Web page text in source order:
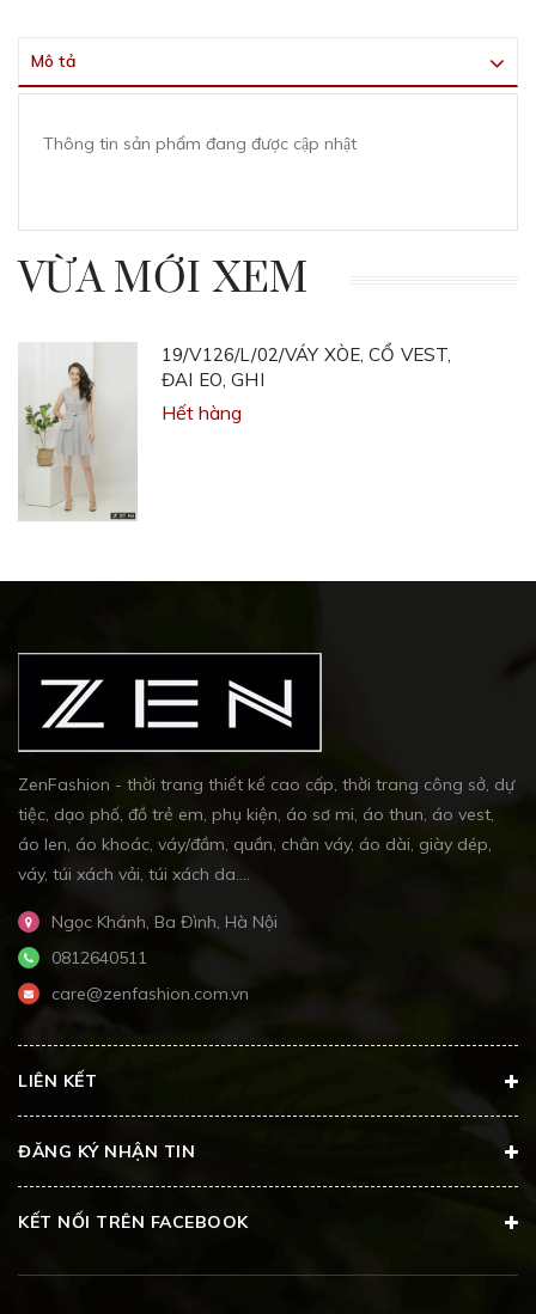
Mô tả
Thông tin sản phẩm đang được cập nhật
VỪA MỚI XEM
19/V126/L/02/VÁY XÒE, CỔ VEST,
ĐAI EO, GHI
Hết hàng
ZenFashion - thời trang thiết kế cao cấp, thời trang công sở, dự
tiệc, dạo phố, đồ trẻ em, phụ kiện, áo sơ mi, áo thun, áo vest,
áo len, áo khoác, váy/đầm, quần, chân váy, áo dài, giày dép,
váy, túi xách vải, túi xách da....
Ngọc Khánh, Ba Đình, Hà Nội
0812640511
care@zenfashion.com.vn
LIÊN KẾT
ĐĂNG KÝ NHẬN TIN
KẾT NỐI TRÊN FACEBOOK